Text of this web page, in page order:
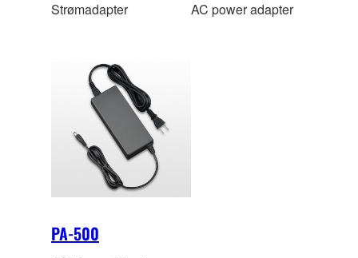
Strømadapter
AC power adapter
PA-500